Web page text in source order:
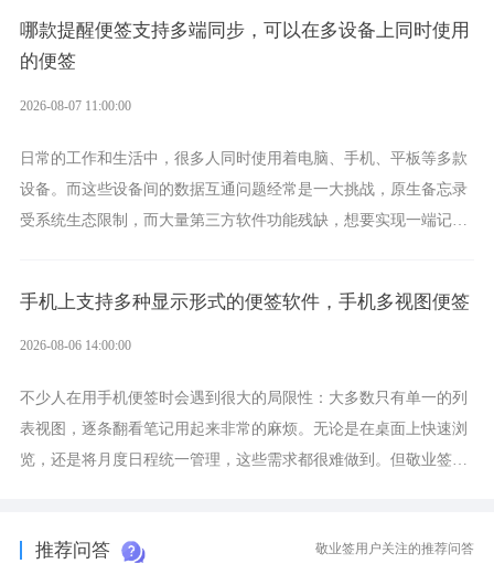
哪款提醒便签支持多端同步，可以在多设备上同时使用
的便签
2026-08-07 11:00:00
日常的工作和生活中，很多人同时使用着电脑、手机、平板等多款
设备。而这些设备间的数据互通问题经常是一大挑战，原生备忘录
受系统生态限制，而大量第三方软件功能残缺，想要实现一端记
手机上支持多种显示形式的便签软件，手机多视图便签
2026-08-06 14:00:00
不少人在用手机便签时会遇到很大的局限性：大多数只有单一的列
表视图，逐条翻看笔记用起来非常的麻烦。无论是在桌面上快速浏
览，还是将月度日程统一管理，这些需求都很难做到。但敬业签作
推荐问答 敬业签用户关注的推荐问答